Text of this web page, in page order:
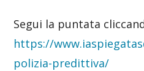
Segui la puntata
https://
polizia-predittiva/